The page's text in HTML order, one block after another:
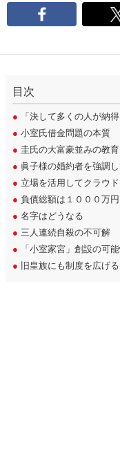
目次
● 「決して多くの人が納
● 小室氏借金問題の本質
● 圭氏の大富豪並みの教
● 眞子様の婚約者を強調
● 立場を活用してクラウ
● 負債総額は１０００万円
● 名字はどうなる
● 三人連続自殺の不可解
● 「小室家宮」創設の可
● 旧皇族にも制度を広げる